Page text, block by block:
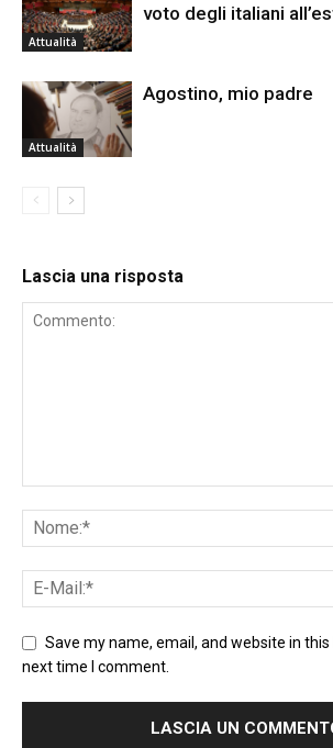
Attualità
voto degli italiani
Attualità
Agostino, mio padre
Lascia una risposta
Save my name, email, and website in
next time I comment.